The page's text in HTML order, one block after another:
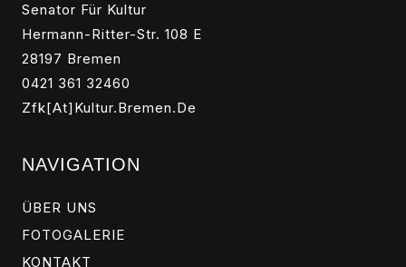
Senator Für Kultur
Hermann-Ritter-Str. 108 E
28197 Bremen
0421 361 32460
Zfk[at]kultur.bremen.de
NAVIGATION
ÜBER UNS
FOTOGALERIE
KONTAKT